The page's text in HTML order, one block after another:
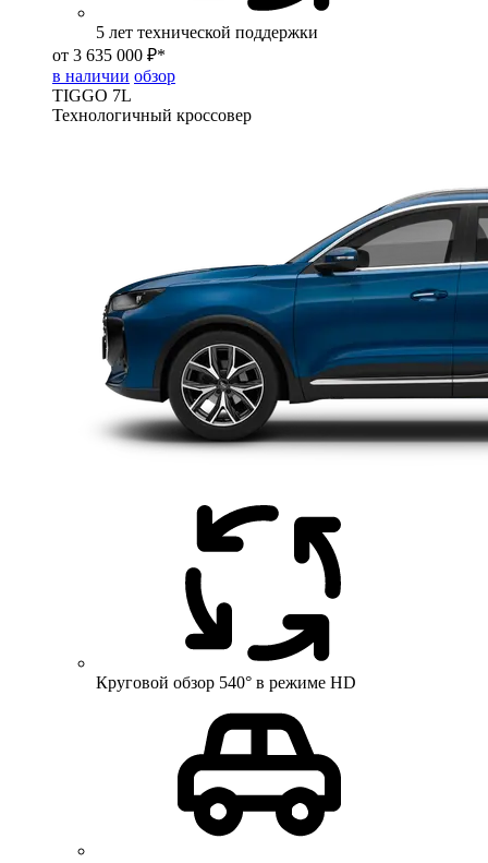
5 лет технической поддержки
от 3 635 000 ₽*
в наличии обзор
TIGGO 7L
Технологичный кроссовер
Круговой обзор 540° в режиме HD